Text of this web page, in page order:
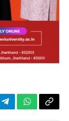
TelegramWhatsApp
Copy